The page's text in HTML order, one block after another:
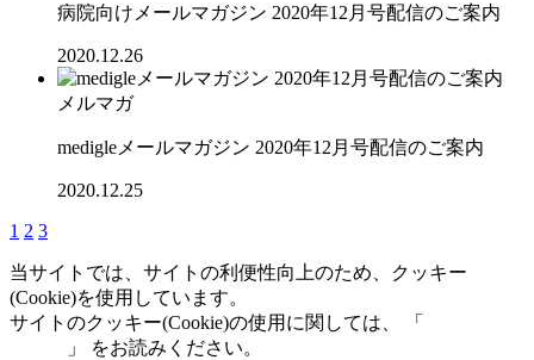
病院向けメールマガジン 2020年12月号配信のご案内
2020.12.26
メルマガ
medigleメールマガジン 2020年12月号配信のご案内
2020.12.25
1 2 3
当サイトでは、サイトの利便性向上のため、クッキー
(Cookie)を使用しています。
サイトのクッキー(Cookie)の使用に関しては、 「
」 をお読みください。